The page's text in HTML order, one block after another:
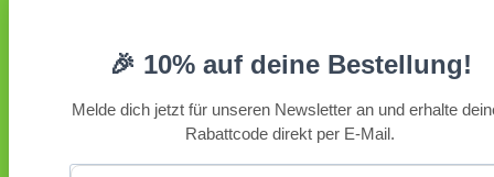
🎉 10% auf deine Bestellung!
Melde dich jetzt für unseren Newsletter an und erhalte
Rabattcode direkt per E-Mail.
Angemeldet bleiben Anmelden